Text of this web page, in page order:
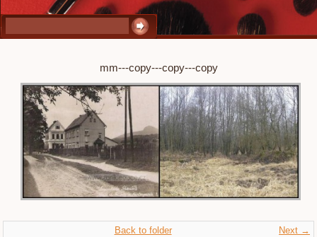
mm---copy---copy---copy
Next →
Back to folder